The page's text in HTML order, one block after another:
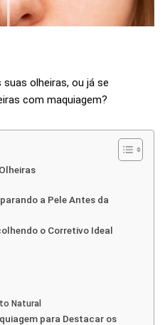
olheiras, ou já se
com maquiagem?
a Pele Antes da
o Corretivo Ideal
Natural
para Destacar os